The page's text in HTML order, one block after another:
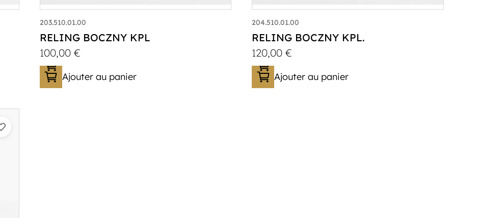
203.510.01.00
RELING BOCZNY KPL
100,00 €
Ajouter au panier
204.510.01.00
RELING BOCZNY KPL.
120,00€
Ajouter au panier